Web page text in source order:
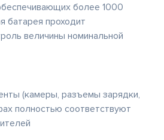
более 1000
батарея проходит
величины номинальной
(камеры, разъемы зарядки,
полностью соответствуют